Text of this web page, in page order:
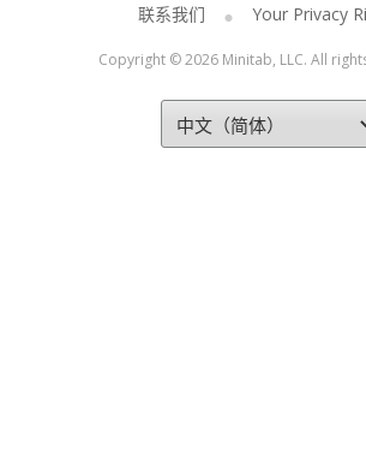
联系我们
Your Privacy
Copyright © 2026 Minitab, LLC. All